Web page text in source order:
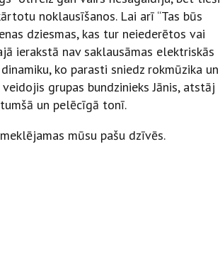
noklausīšanos. Lai arī “Tas būs
dziesmas, kas tur neiederētos vai
ierakstā nav saklausāmas elektriskās
ko parasti sniedz rokmūzika un
grupas bundzinieks Jānis, atstāj
un pelēcīgā tonī.
mūsu pašu dzīvēs.